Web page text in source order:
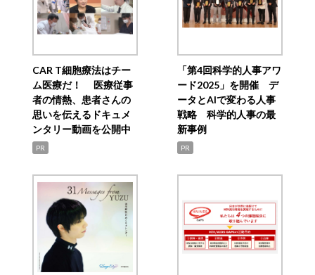
CAR T細胞療法はチー
ム医療だ！ 医療従事
者の情熱、患者さんの
思いを伝えるドキュメ
ンタリー動画を公開中
PR
「第4回科学的人事アワ
ード2025」を開催 デ
ータとAIで変わる人事
戦略 科学的人事の最
新事例
PR